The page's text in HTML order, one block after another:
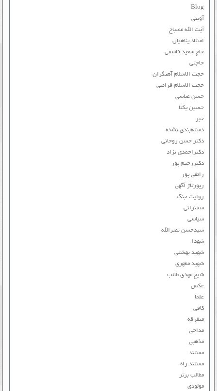
Blog
آوینی
آیت الله مصباح
استاد پناهیان
حاج سعید قاسمی
حاجتی
حجت الاسلام آهنگران
حجت الاسلام قرائتی
حسن عباسی
حسین یکتا
خبر
دسته‌بندی نشده
دکتر حسن روحانی
دکتراحمدی نژاد
دکتررحیم پور
رائفی پور
رپورتاژ آگهی
روایت جنگ
سخنرانی
سیاسی
سیدحسن نصرالله
شهدا
شهید بهشتی
شهید مطهری
شیخ مهدی طائب
عکس
علما
کافی
متفرقه
مداحی
مذهبی
مستند
مستند راه
مطالب برتر
مولودی